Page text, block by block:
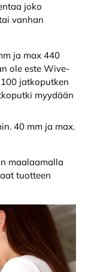
joko
vanhan
ja max 440
ole este Wive-
jatkoputken
myydään
40 mm ja max.
maalaamalla
tuotteen